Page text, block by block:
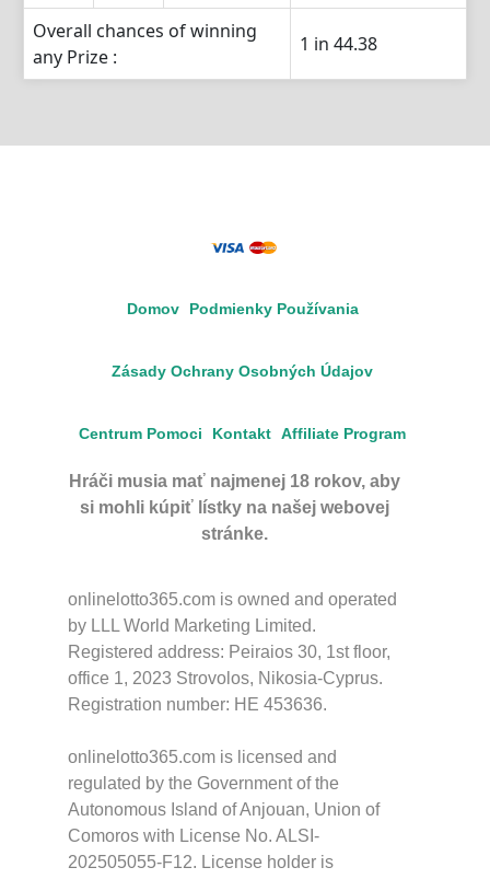
Overall chances of winning
any Prize :
1 in 44.38
Domov Podmienky Používania
Zásady Ochrany Osobných Údajov
Centrum Pomoci Kontakt Affiliate Program
Hráči musia mať najmenej 18 rokov, aby
si mohli kúpiť lístky na našej webovej
stránke.
onlinelotto365.com is owned and operated
by LLL World Marketing Limited.
Registered address: Peiraios 30, 1st floor,
office 1, 2023 Strovolos, Nikosia-Cyprus.
Registration number: HE 453636.
onlinelotto365.com is licensed and
regulated by the Government of the
Autonomous Island of Anjouan, Union of
Comoros with License No. ALSI-
202505055-F12. License holder is